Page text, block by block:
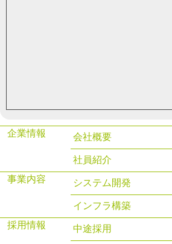
企業情報 会社概要
社員紹介
事業内容
システム開発
インフラ構築
採用情報
中途採用